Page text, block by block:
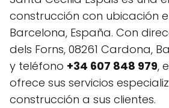
construcción con ubicación
Barcelona, España. Con
dels Forns, 08261 Cardona,
y teléfono +34 607 848 979,
ofrece sus servicios
construcción a sus clientes.